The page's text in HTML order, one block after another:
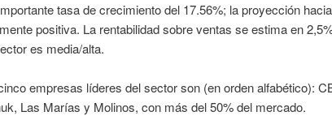
tasa de crecimiento del 17.56%; la proyección
positiva. La rentabilidad sobre ventas se estima en
es media/alta.
empresas líderes del sector son (en orden alfabético):
Las Marías y Molinos, con más del 50% del mercado.